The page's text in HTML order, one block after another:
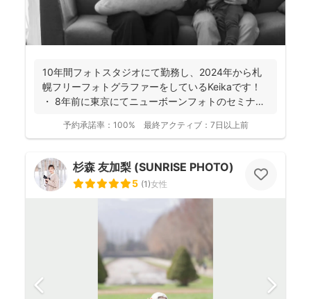
10年間フォトスタジオにて勤務し、2024年から札
幌フリーフォトグラファーをしているKeikaです！
・ 8年前に東京にてニューボーンフォトのセミナ
予約承諾率： 100% 最終アクティブ： 7日以上前
杉森 友加梨 (SUNRISE PHOTO)
5 (1)女性